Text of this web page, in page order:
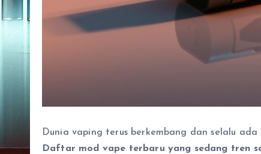
Dunia vaping terus berkembang dan selalu
Daftar mod vape terbaru yang sedang tren